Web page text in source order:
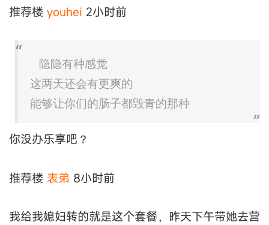
推荐楼 youhei 2小时前
隐隐有种感觉
这两天还会有更爽的
能够让你们的肠子都毁青的那种
你没办乐享吧？
推荐楼 表弟 8小时前
我给我媳妇转的就是这个套餐，昨天下午带她去营